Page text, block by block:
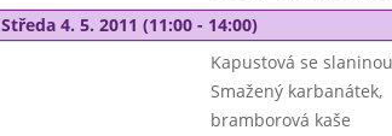
Středa 4. 5. 2011 (11:00 - 14:00)
Kapustová se slaninou
Smažený karbanátek,
bramborová kaše